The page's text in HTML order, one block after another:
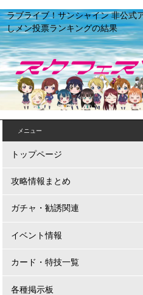
ラブライブ！サンシャイン 非公式
しメン投票ランキングの結果
メニュー
トップページ
攻略情報まとめ
ガチャ・勧誘関連
イベント情報
カード・特技一覧
各種掲示板